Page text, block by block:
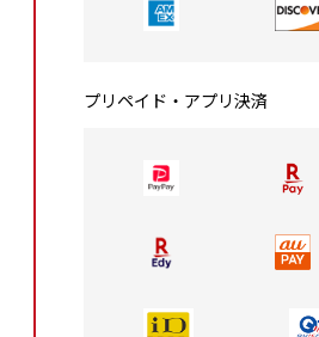
プリペイド・アプリ決済